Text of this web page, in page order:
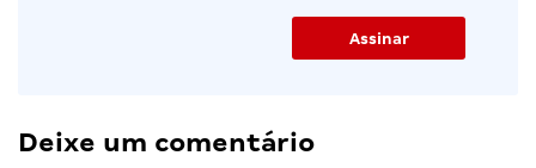
Deixe um comentário